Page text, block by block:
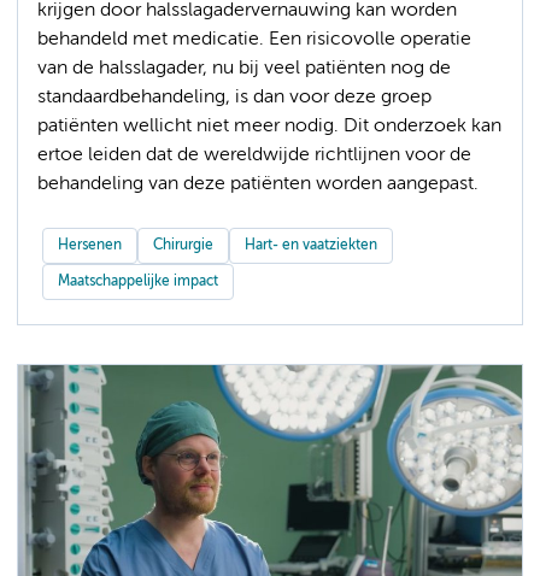
krijgen door halsslagadervernauwing kan worden
behandeld met medicatie. Een risicovolle operatie
van de halsslagader, nu bij veel patiënten nog de
standaardbehandeling, is dan voor deze groep
patiënten wellicht niet meer nodig. Dit onderzoek kan
ertoe leiden dat de wereldwijde richtlijnen voor de
behandeling van deze patiënten worden aangepast.
Hersenen Chirurgie Hart- en vaatziekten
Maatschappelijke impact